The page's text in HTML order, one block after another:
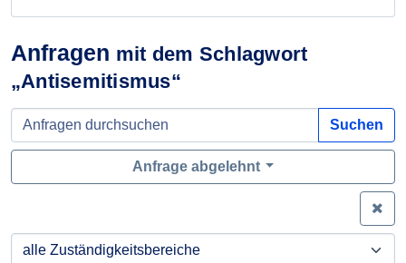
Anfragen mit dem Schlagwort
„Antisemitismus“
Suchen
Anfrage abgelehnt